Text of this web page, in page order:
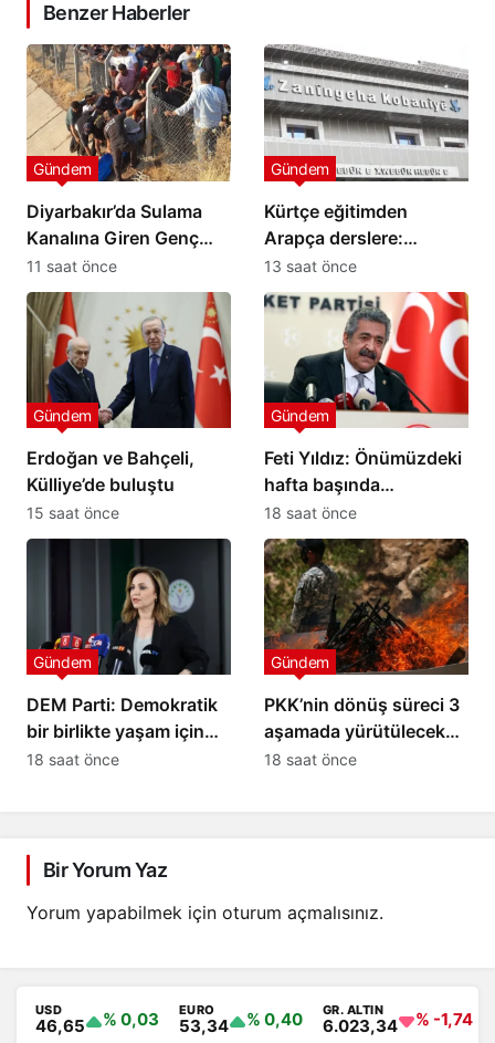
Benzer Haberler
Diyarbakır’da Sulama
Kanalına Giren Genç
Hayatını Kaybetti
Gündem
11 saat önce
Kürtçe eğitimden
Arapça derslere:
Kobani’de öğrenciler
tepkili
Gündem
13 saat önce
Erdoğan ve Bahçeli,
Külliye’de buluştu
Gündem
15 saat önce
Feti Yıldız: Önümüzdeki
hafta başında
kanunlaşacak
Gündem
18 saat önce
DEM Parti: Demokratik
bir birlikte yaşam için
atılmış ilk imzalar
Gündem
18 saat önce
PKK’nin dönüş süreci 3
aşamada yürütülecek
iddiası
Gündem
18 saat önce
Bir Yorum Yaz
Yorum yapabilmek için oturum açmalısınız.
USD
46,65 % 0,03 EURO
53,34 % 0,40 GR. ALTIN
6.023,34 % -1,74